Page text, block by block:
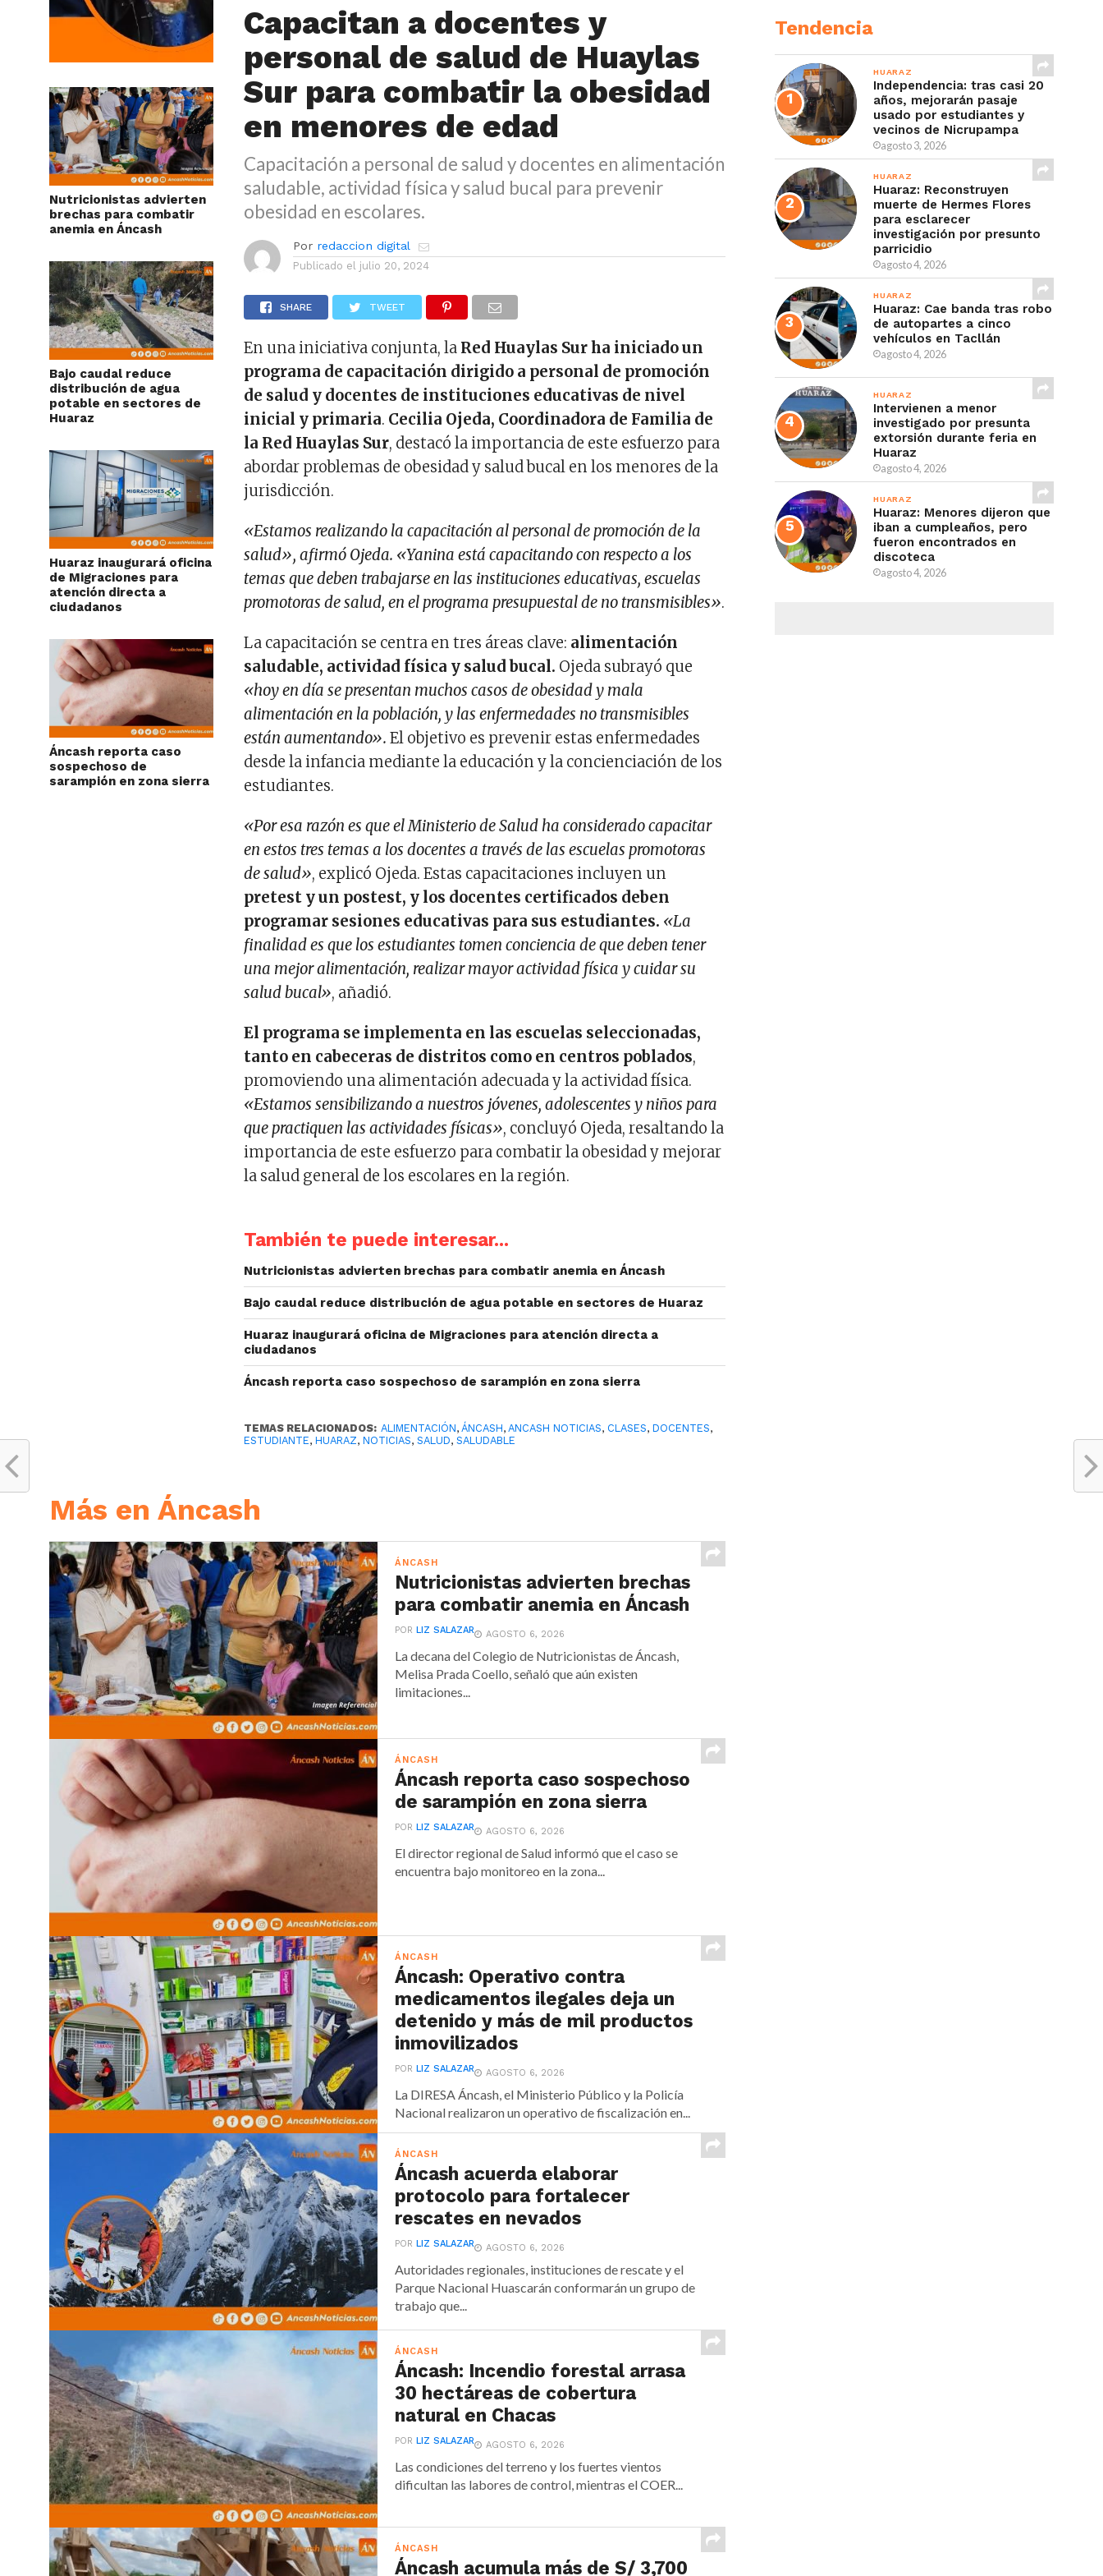
Nutricionistas advierten
brechas para combatir
anemia en Áncash
Bajo caudal reduce
distribución de agua
potable en sectores de
Huaraz
Huaraz inaugurará oficina
de Migraciones para
atención directa a
ciudadanos
Áncash reporta caso
sospechoso de
sarampión en zona sierra
Capacitan a docentes y
personal de salud de Huaylas
Sur para combatir la obesidad
en menores de edad
Capacitación a personal de salud y docentes en alimentación
saludable, actividad física y salud bucal para prevenir
obesidad en escolares.
Por redaccion digital
Publicado el julio 20, 2024
SHARE TWEET
En una iniciativa conjunta, la Red Huaylas Sur ha iniciado un
programa de capacitación dirigido a personal de promoción
de salud y docentes de instituciones educativas de nivel
inicial y primaria. Cecilia Ojeda, Coordinadora de Familia de
la Red Huaylas Sur, destacó la importancia de este esfuerzo para
abordar problemas de obesidad y salud bucal en los menores de la
jurisdicción.
«Estamos realizando la capacitación al personal de promoción de la
salud», afirmó Ojeda. «Yanina está capacitando con respecto a los
temas que deben trabajarse en las instituciones educativas, escuelas
promotoras de salud, en el programa presupuestal de no transmisibles».
La capacitación se centra en tres áreas clave: alimentación
saludable, actividad física y salud bucal. Ojeda subrayó que
«hoy en día se presentan muchos casos de obesidad y mala
alimentación en la población, y las enfermedades no transmisibles
están aumentando». El objetivo es prevenir estas enfermedades
desde la infancia mediante la educación y la concienciación de los
estudiantes.
«Por esa razón es que el Ministerio de Salud ha considerado capacitar
en estos tres temas a los docentes a través de las escuelas promotoras
de salud», explicó Ojeda. Estas capacitaciones incluyen un
pretest y un postest, y los docentes certificados deben
programar sesiones educativas para sus estudiantes. «La
finalidad es que los estudiantes tomen conciencia de que deben tener
una mejor alimentación, realizar mayor actividad física y cuidar su
salud bucal», añadió.
El programa se implementa en las escuelas seleccionadas,
tanto en cabeceras de distritos como en centros poblados,
promoviendo una alimentación adecuada y la actividad física.
«Estamos sensibilizando a nuestros jóvenes, adolescentes y niños para
que practiquen las actividades físicas», concluyó Ojeda, resaltando la
importancia de este esfuerzo para combatir la obesidad y mejorar
la salud general de los escolares en la región.
También te puede interesar...
Nutricionistas advierten brechas para combatir anemia en Áncash
Bajo caudal reduce distribución de agua potable en sectores de Huaraz
Huaraz inaugurará oficina de Migraciones para atención directa a
ciudadanos
Áncash reporta caso sospechoso de sarampión en zona sierra
TEMAS RELACIONADOS: ALIMENTACIÓN,ÁNCASH,ANCASH NOTICIAS, CLASES,DOCENTES,
ESTUDIANTE,HUARAZ,NOTICIAS,SALUD,SALUDABLE
Más en Áncash
ÁNCASH
Nutricionistas advierten brechas
para combatir anemia en Áncash
PORLIZ SALAZAR AGOSTO 6, 2026
La decana del Colegio de Nutricionistas de Áncash,
Melisa Prada Coello, señaló que aún existen
limitaciones...
ÁNCASH
Áncash reporta caso sospechoso
de sarampión en zona sierra
PORLIZ SALAZAR AGOSTO 6, 2026
El director regional de Salud informó que el caso se
encuentra bajo monitoreo en la zona...
ÁNCASH
Áncash: Operativo contra
medicamentos ilegales deja un
detenido y más de mil productos
inmovilizados
PORLIZ SALAZAR AGOSTO 6, 2026
La DIRESA Áncash, el Ministerio Público y la Policía
Nacional realizaron un operativo de fiscalización en...
ÁNCASH
Áncash acuerda elaborar
protocolo para fortalecer
rescates en nevados
PORLIZ SALAZAR AGOSTO 6, 2026
Autoridades regionales, instituciones de rescate y el
Parque Nacional Huascarán conformarán un grupo de
trabajo que...
ÁNCASH
Áncash: Incendio forestal arrasa
30 hectáreas de cobertura
natural en Chacas
PORLIZ SALAZAR AGOSTO 6, 2026
Las condiciones del terreno y los fuertes vientos
dificultan las labores de control, mientras el COER...
ÁNCASH
Áncash acumula más de S/ 3,700
Tendencia
HUARAZ
Independencia: tras casi 20
años, mejorarán pasaje
usado por estudiantes y
vecinos de Nicrupampa
agosto 3, 2026
HUARAZ
Huaraz: Reconstruyen
muerte de Hermes Flores
para esclarecer
investigación por presunto
parricidio
agosto 4, 2026
HUARAZ
Huaraz: Cae banda tras robo
de autopartes a cinco
vehículos en Tacllán
agosto 4, 2026
HUARAZ
Intervienen a menor
investigado por presunta
extorsión durante feria en
Huaraz
agosto 4, 2026
HUARAZ
Huaraz: Menores dijeron que
iban a cumpleaños, pero
fueron encontrados en
discoteca
agosto 4, 2026